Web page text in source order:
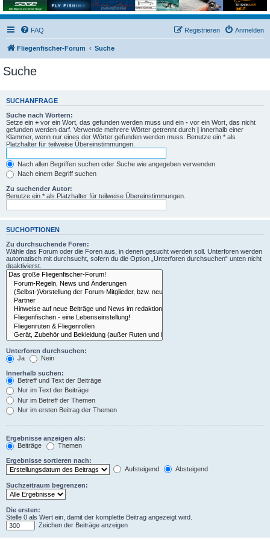
FAQ Anmelden
Registrieren
Fliegenfischer-Forum Suche
Suche
SUCHANFRAGE
Suche nach Wörtern:
Setze ein + vor ein Wort, das gefunden werden muss und ein - vor ein Wort, das nicht
gefunden werden darf. Verwende mehrere Wörter getrennt durch | innerhalb einer
Klammer, wenn nur eines der Wörter gefunden werden muss. Benutze ein * als
Platzhalter für teilweise Übereinstimmungen.
Nach allen Begriffen suchen oder Suche wie angegeben verwenden
Nach einem Begriff suchen
Zu suchender Autor:
Benutze ein * als Platzhalter für teilweise Übereinstimmungen.
SUCHOPTIONEN
Zu durchsuchende Foren:
Wähle das Forum oder die Foren aus, in denen gesucht werden soll. Unterforen werden
automatisch mit durchsucht, sofern du die Option „Unterforen durchsuchen“ unten nicht
deaktivierst.
Unterforen durchsuchen:
Ja
Nein
Innerhalb suchen:
Betreff und Text der Beiträge
Nur im Text der Beiträge
Nur im Betreff der Themen
Nur im ersten Beitrag der Themen
Ergebnisse anzeigen als:
Beiträge
Themen
Ergebnisse sortieren nach:
Aufsteigend
Absteigend
Suchzeitraum begrenzen:
Die ersten:
Stelle 0 als Wert ein, damit der komplette Beitrag angezeigt wird.
Zeichen der Beiträge anzeigen